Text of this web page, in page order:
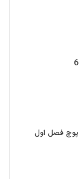
پوچ فصل اول